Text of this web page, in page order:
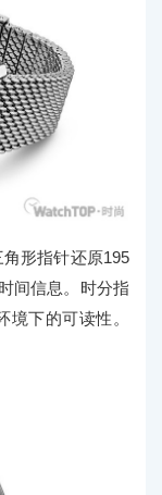
形指针还原195
间信息。时分指
下的可读性。